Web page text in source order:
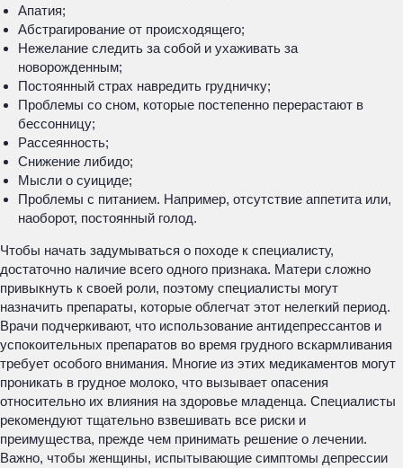
Апатия;
Абстрагирование от происходящего;
Нежелание следить за собой и ухаживать за
новорожденным;
Постоянный страх навредить грудничку;
Проблемы со сном, которые постепенно перерастают в
бессонницу;
Рассеянность;
Снижение либидо;
Мысли о суициде;
Проблемы с питанием. Например, отсутствие аппетита или,
наоборот, постоянный голод.
Чтобы начать задумываться о походе к специалисту,
достаточно наличие всего одного признака. Матери сложно
привыкнуть к своей роли, поэтому специалисты могут
назначить препараты, которые облегчат этот нелегкий период.
Врачи подчеркивают, что использование антидепрессантов и
успокоительных препаратов во время грудного вскармливания
требует особого внимания. Многие из этих медикаментов могут
проникать в грудное молоко, что вызывает опасения
относительно их влияния на здоровье младенца. Специалисты
рекомендуют тщательно взвешивать все риски и
преимущества, прежде чем принимать решение о лечении.
Важно, чтобы женщины, испытывающие симптомы депрессии